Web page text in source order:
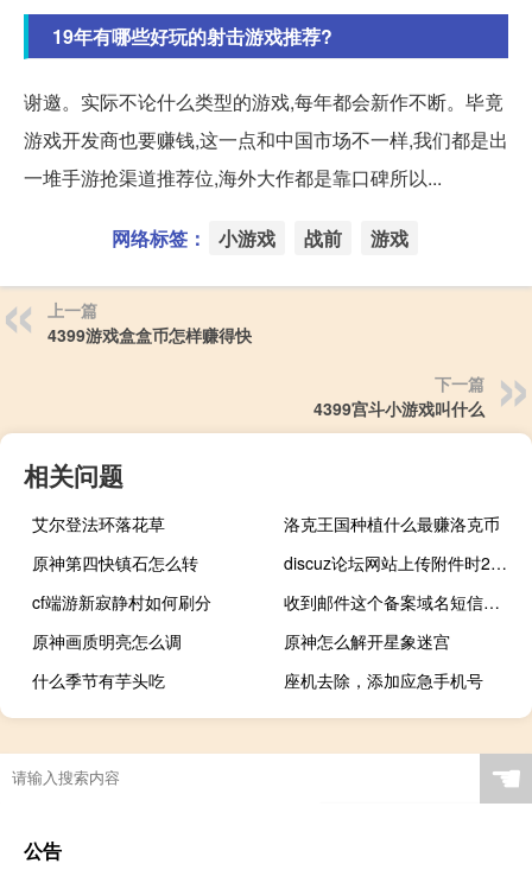
19年有哪些好玩的射击游戏推荐?
谢邀。实际不论什么类型的游戏,每年都会新作不断。毕竟
游戏开发商也要赚钱,这一点和中国市场不一样,我们都是出
一堆手游抢渠道推荐位,海外大作都是靠口碑所以...
网络标签： 小游戏 战前 游戏
上一篇
4399游戏盒盒币怎样赚得快
下一篇
4399宫斗小游戏叫什么
相关问题
艾尔登法环落花草
洛克王国种植什么最赚洛克币
原神第四快镇石怎么转
discuz论坛网站上传附件时20M的视频文件无法上传
cf端游新寂静村如何刷分
收到邮件这个备案域名短信，不知道怎么修改
原神画质明亮怎么调
原神怎么解开星象迷宫
什么季节有芋头吃
座机去除，添加应急手机号
☚
公告